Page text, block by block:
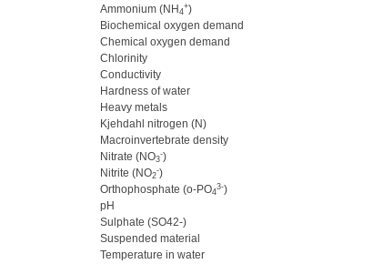
Ammonium (NH 4
+)
Biochemical oxygen demand
Chemical oxygen demand
Chlorinity
Conductivity
Hardness of water
Heavy metals
Kjehdahl nitrogen (N)
Macroinvertebrate density
Nitrate (NO3
-)
Nitrite (NO2
-)
Orthophosphate (o-PO4
3-)
pH
Sulphate (SO42-)
Suspended material
Temperature in water